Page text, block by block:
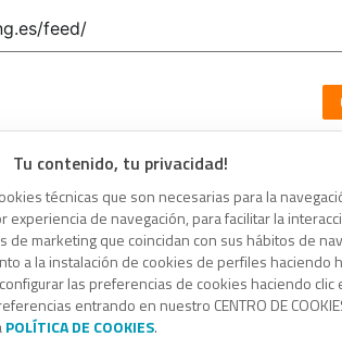
Tu contenido, tu privacidad!
técnicas que son necesarias para la
experiencia de navegación, para facilitar la
de marketing que coincidan con sus hábitos de
a la instalación de cookies de perfiles haciendo
las preferencias de cookies haciendo clic
entrando en nuestro CENTRO DE
POLÍTICA DE COOKIES.
portapapeles, haga clic en el botón.